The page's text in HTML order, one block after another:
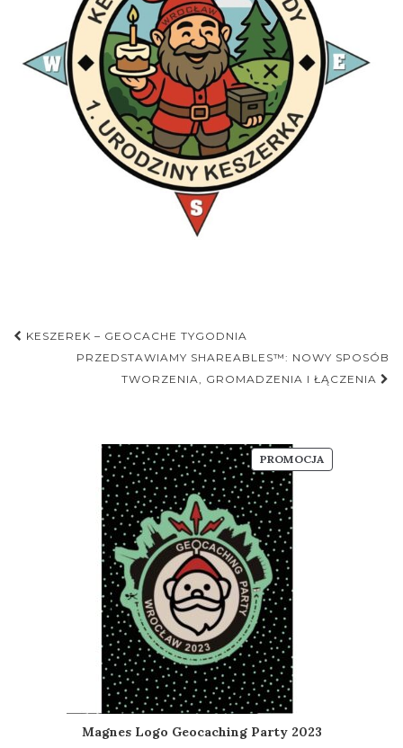
Nawigacja
postu
KESZEREK – GEOCACHE TYGODNIA
PRZEDSTAWIAMY SHAREABLES™: NOWY SPOSÓB
TWORZENIA, GROMADZENIA I ŁĄCZENIA
PROMOCJAPRODUKT
W
Magnes Logo Geocaching Party 2023